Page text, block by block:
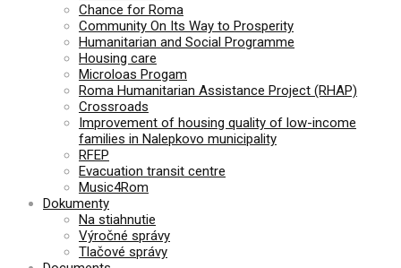
Chance for Roma
Community On Its Way to Prosperity
Humanitarian and Social Programme
Housing care
Microloas Progam
Roma Humanitarian Assistance Project (RHAP)
Crossroads
Improvement of housing quality of low-income
families in Nalepkovo municipality
RFEP
Evacuation transit centre
Music4Rom
Dokumenty
Na stiahnutie
Výročné správy
Tlačové správy